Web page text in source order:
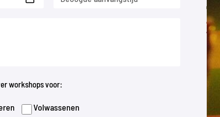
workshops voor:
Volwassenen